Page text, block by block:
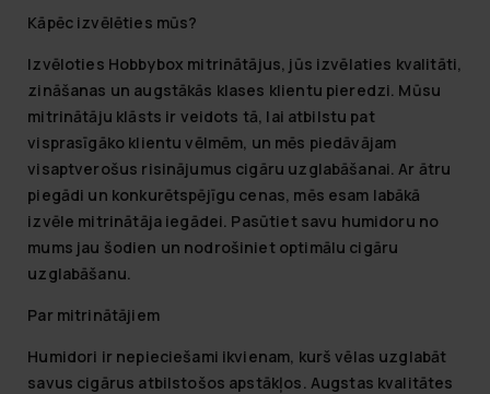
Kāpēc izvēlēties mūs?
Izvēloties Hobbybox mitrinātājus, jūs izvēlaties kvalitāti,
zināšanas un augstākās klases klientu pieredzi. Mūsu
mitrinātāju klāsts ir veidots tā, lai atbilstu pat
visprasīgāko klientu vēlmēm, un mēs piedāvājam
visaptverošus risinājumus cigāru uzglabāšanai. Ar ātru
piegādi un konkurētspējīgu cenas, mēs esam labākā
izvēle mitrinātāja iegādei. Pasūtiet savu humidoru no
mums jau šodien un nodrošiniet optimālu cigāru
uzglabāšanu.
Par mitrinātājiem
Humidori ir nepieciešami ikvienam, kurš vēlas uzglabāt
savus cigārus atbilstošos apstākļos. Augstas kvalitātes